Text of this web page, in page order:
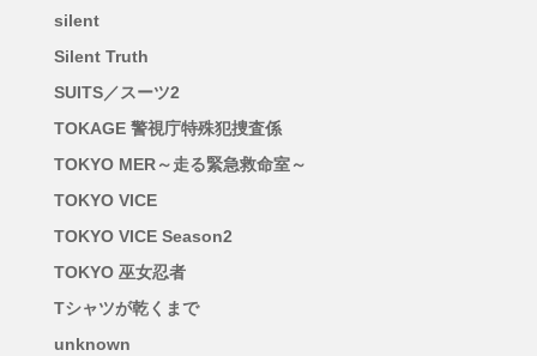
silent
Silent Truth
SUITS／スーツ2
TOKAGE 警視庁特殊犯捜査係
TOKYO MER～走る緊急救命室～
TOKYO VICE
TOKYO VICE Season2
TOKYO 巫女忍者
Tシャツが乾くまで
unknown